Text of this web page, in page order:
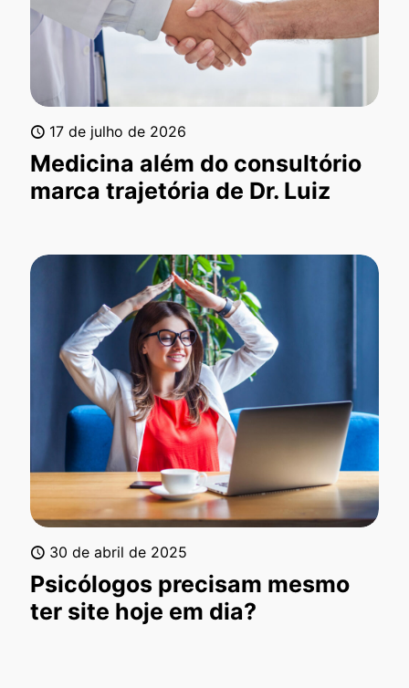
17 de julho de 2026
Medicina além do consultório
marca trajetória de Dr. Luiz
30 de abril de 2025
Psicólogos precisam mesmo
ter site hoje em dia?